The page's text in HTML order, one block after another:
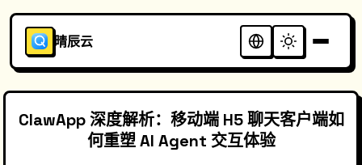
晴辰云
ClawApp 深度解析：移动端 H5 聊天客户端如
何重塑 AI Agent 交互体验